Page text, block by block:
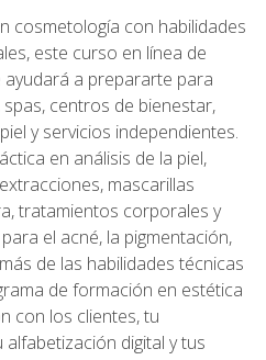
cosmetología con habilidades
este curso en línea de
a prepararte para
centros de bienestar,
y servicios independientes.
en análisis de la piel,
mascarillas
tratamientos corporales y
el acné, la pigmentación,
de las habilidades técnicas
de formación en estética
con los clientes, tu
digital y tus